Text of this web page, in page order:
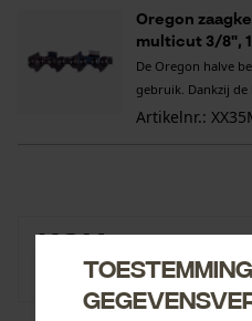
Oregon
multicut 3/8",
De Oregon halve
gebruik. Dankzij
Artikelnr.:
KOX
Naar de merkenshop van